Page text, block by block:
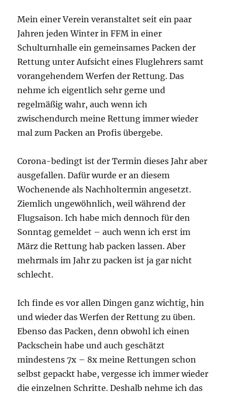
Mein einer Verein veranstaltet seit ein paar
Jahren jeden Winter in FFM in einer
Schulturnhalle ein gemeinsames Packen der
Rettung unter Aufsicht eines Fluglehrers samt
vorangehendem Werfen der Rettung. Das
nehme ich eigentlich sehr gerne und
regelmäßig wahr, auch wenn ich
zwischendurch meine Rettung immer wieder
mal zum Packen an Profis übergebe.
Corona-bedingt ist der Termin dieses Jahr aber
ausgefallen. Dafür wurde er an diesem
Wochenende als Nachholtermin angesetzt.
Ziemlich ungewöhnlich, weil während der
Flugsaison. Ich habe mich dennoch für den
Sonntag gemeldet – auch wenn ich erst im
März die Rettung hab packen lassen. Aber
mehrmals im Jahr zu packen ist ja gar nicht
schlecht.
Ich finde es vor allen Dingen ganz wichtig, hin
und wieder das Werfen der Rettung zu üben.
Ebenso das Packen, denn obwohl ich einen
Packschein habe und auch geschätzt
mindestens 7x – 8x meine Rettungen schon
selbst gepackt habe, vergesse ich immer wieder
die einzelnen Schritte. Deshalb nehme ich das